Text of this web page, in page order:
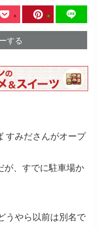
する
すみださんがオープ
が、すでに駐車場か
うやら以前は別名で